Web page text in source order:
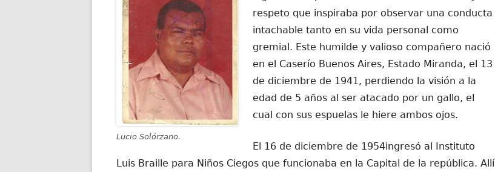
Lucio Solórzano.
respeto que inspiraba por observar una conducta
intachable tanto en su vida personal como
gremial. Este humilde y valioso compañero nació
en el Caserío Buenos Aires, Estado Miranda, el 13
de diciembre de 1941, perdiendo la visión a la
edad de 5 años al ser atacado por un gallo, el
cual con sus espuelas le hiere ambos ojos.
El 16 de diciembre de 1954ingresó al Instituto
Luis Braille para Niños Ciegos que funcionaba en la Capital de la república. Allí